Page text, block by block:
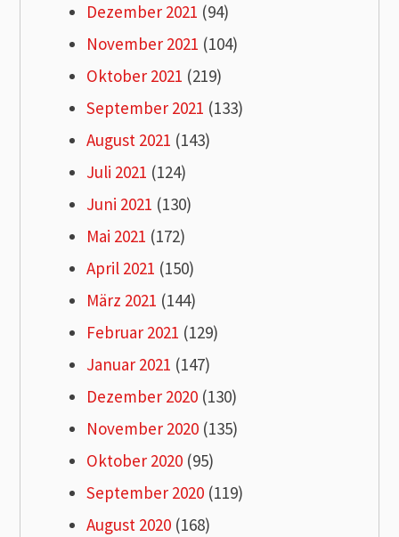
Dezember 2021 (94)
November 2021 (104)
Oktober 2021 (219)
September 2021 (133)
August 2021 (143)
Juli 2021 (124)
Juni 2021 (130)
Mai 2021 (172)
April 2021 (150)
März 2021 (144)
Februar 2021 (129)
Januar 2021 (147)
Dezember 2020 (130)
November 2020 (135)
Oktober 2020 (95)
September 2020 (119)
August 2020 (168)